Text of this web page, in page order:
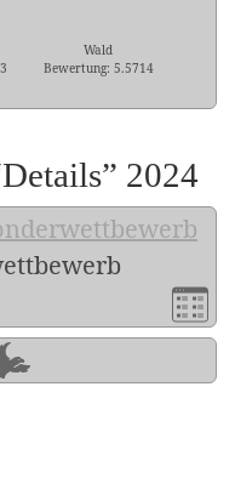
Wald
Bewertung: 5.5714
2024